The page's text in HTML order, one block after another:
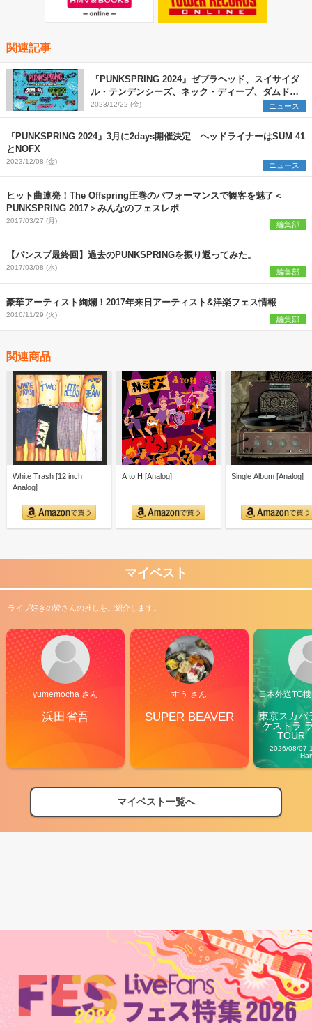
関連記事
『PUNKSPRING 2024』ゼブラヘッド、スイサイダ
ル・テンデンシーズ、ネック・ディープ、ダムド、
ヴァンダルズの出演が決定
2023/12/22 (金) ニュース
『PUNKSPRING 2024』3月に2days開催決定 ヘッドライナーはSUM 41
とNOFX
2023/12/08 (金) ニュース
ヒット曲連発！The Offspring圧巻のパフォーマンスで観客を魅了＜
PUNKSPRING 2017＞みんなのフェスレポ
2017/03/27 (月) 編集部
【パンスプ最終回】過去のPUNKSPRINGを振り返ってみた。
2017/03/08 (水) 編集部
豪華アーティスト絢爛！2017年来日アーティスト&洋楽フェス情報
2016/11/29 (火) 編集部
関連商品
White Trash [12 inch
Analog]
A to H [Analog] Single Album [Analog]
マイベスト
ライブ好きの皆さんの推しをご紹介します。
yumemocha さん
浜田省吾
すう さん
SUPER BEAVER
日本外送TG
東京スカパ
ケストラ
TOUR
2026/08/07
マイベスト一覧へ